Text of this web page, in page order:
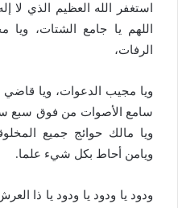
استغفر الله العظيم الذي لا
اللهم يا جامع الشتات، ويا
الرفات،
ويا مجيب الدعوات، ويا قاضي
سامع الأصوات من فوق سبع
ويا مالك حوائج جميع
ويامن أحاط بكل شيء علما.
ودود يا ودود يا ودود يا ذا